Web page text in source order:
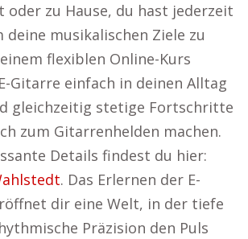
oder zu Hause, du hast jederzeit
deine musikalischen Ziele zu
flexiblen Online-Kurs
Gitarre einfach in deinen Alltag
gleichzeitig stetige Fortschritte
zum Gitarrenhelden machen.
Details findest du hier:
. Das Erlernen der E-
dir eine Welt, in der tiefe
Präzision den Puls